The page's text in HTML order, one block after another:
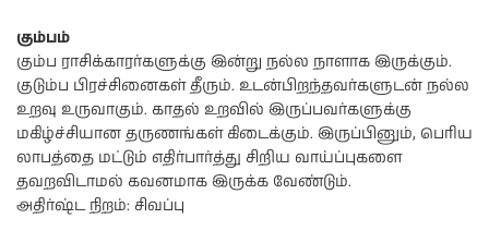
கும்பம்
கும்ப ராசிக்காரர்களுக்கு இன்று நல்ல நாளாக இருக்கும்.
குடும்ப பிரச்சினைகள் தீரும். உடன்பிறந்தவர்களுடன் நல்ல
உறவு உருவாகும். காதல் உறவில் இருப்பவர்களுக்கு
மகிழ்ச்சியான தருணங்கள் கிடைக்கும். இருப்பினும், பெரிய
லாபத்தை மட்டும் எதிர்பார்த்து சிறிய வாய்ப்புகளை
தவறவிடாமல் கவனமாக இருக்க வேண்டும்.
அதிர்ஷ்ட நிறம்: சிவப்பு